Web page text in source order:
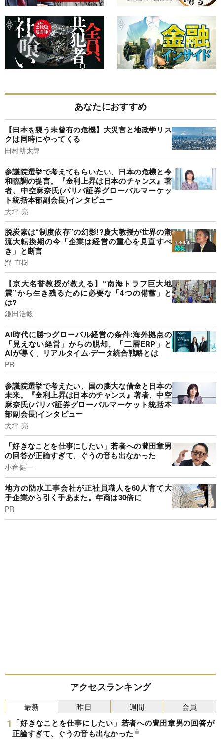
あなたにおすすめ
【日本を襲う未曾有の危機】大災害と地政学リス
クは同時にやってくる
田村耕太郎
参議院選挙で考えてもらいたい、日本の危機と令
和臨調の提言。『金利上昇は日本のチャンス』著
者、中空麻奈氏(パリバ証券グローバルマーケッ
ト統括本部副会長)インタビュー
大坪 亮
脱炭素は“制度依存”の幻影!?慶大教授が世界の潮
流大転換期の今「企業は経営の重心を見直すべ
き」と断言
巽 直樹
【京大名誉教授が教える】“南海トラフ巨大地
震”から生き残るために必要な「4つの備蓄」と
は?
鎌田浩毅
AI時代に勝つグローバル経営の条件:海外拠点の
「見えない経営」からの脱却。「二層ERP」と
AIが導く、リアルタイム·データ統合戦略とは
PR
参議院選挙で考えたい、国の膨大な借金と日本の
未来。『金利上昇は日本のチャンス』著者、中空
麻奈氏(パリバ証券グローバルマーケット統括本
部副会長)インタビュー
大坪 亮
「好きなことを仕事にしたい」若者への豊田章男
の回答が正論すぎて、ぐうの音も出なかった
小倉健一
地方の防水工事会社が正社員職人を60人育て大
手企業から引く手あまた。年商は30倍に
PR
アクセスランキング
最新
「好きなことを仕事にしたい」若者への豊田章男の回答が
正論すぎて、ぐうの音も出なかった
昨日 週間 会員